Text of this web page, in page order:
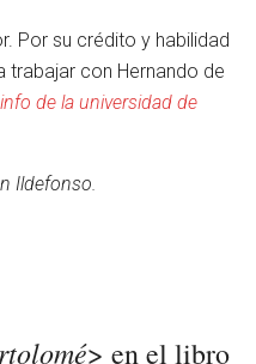
Vigilar
Por su crédito y habilidad
trabajar con Hernando de
de la universidad de
Ildefonso.
> en el libro